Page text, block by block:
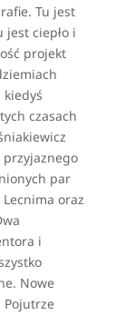
Tu jest
jest ciepło i
projekt
kiedyś
czasach
przyjaznego
par
oraz
i
Nowe
Pojutrze